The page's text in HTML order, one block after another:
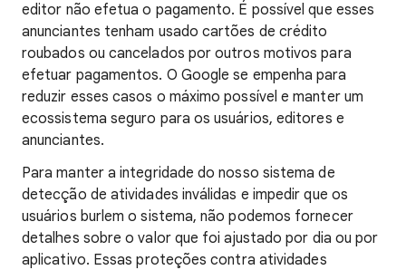
editor não efetua o pagamento. É possível que esses
anunciantes tenham usado cartões de crédito
roubados ou cancelados por outros motivos para
efetuar pagamentos. O Google se empenha para
reduzir esses casos o máximo possível e manter um
ecossistema seguro para os usuários, editores e
anunciantes.
Para manter a integridade do nosso sistema de
detecção de atividades inválidas e impedir que os
usuários burlem o sistema, não podemos fornecer
detalhes sobre o valor que foi ajustado por dia ou por
aplicativo. Essas proteções contra atividades